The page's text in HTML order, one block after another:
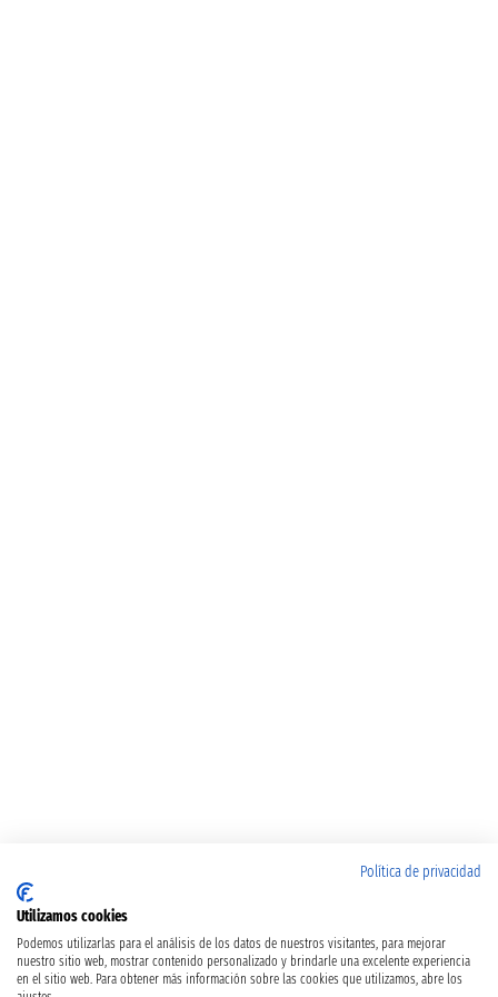
Política de privacidad
Utilizamos cookies
Podemos utilizarlas para el análisis de los datos de nuestros visitantes, para mejorar
nuestro sitio web, mostrar contenido personalizado y brindarle una excelente experiencia
en el sitio web. Para obtener más información sobre las cookies que utilizamos, abre los